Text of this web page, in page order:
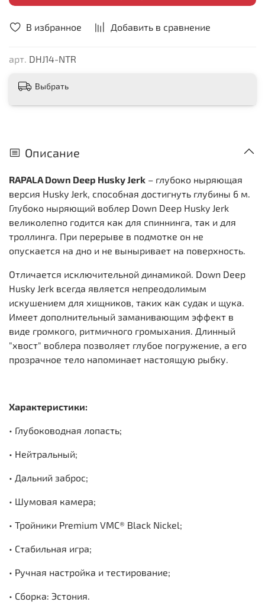
В избранное Добавить в сравнение
арт. DHJ14-NTR
Выбрать
Описание
RAPALA Down Deep Husky Jerk – глубоко ныряющая
версия Husky Jerk, способная достигнуть глубины 6 м.
Глубоко ныряющий воблер Down Deep Husky Jerk
великолепно годится как для спиннинга, так и для
троллинга. При перерыве в подмотке он не
опускается на дно и не выныривает на поверхность.
Отличается исключительной динамикой. Down Deep
Husky Jerk всегда является непреодолимым
искушением для хищников, таких как судак и щука.
Имеет дополнительный заманивающим эффект в
виде громкого, ритмичного громыхания. Длинный
"хвост" воблера позволяет глубое погружение, а его
прозрачное тело напоминает настоящую рыбку.
Характеристики:
• Глубоководная лопасть;
• Нейтральный;
• Дальний заброс;
• Шумовая камера;
• Тройники Premium VMC® Black Nickel;
• Стабильная игра;
• Ручная настройка и тестирование;
• Сборка: Эстония.